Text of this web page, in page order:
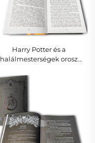
Harry Potter és a
halálmesterségek orosz
kiadása